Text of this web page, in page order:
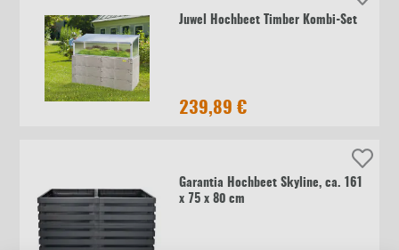
Juwel Hochbeet Timber Kombi-Set
239,89 €
Garantia Hochbeet Skyline, ca. 161
x 75 x 80 cm